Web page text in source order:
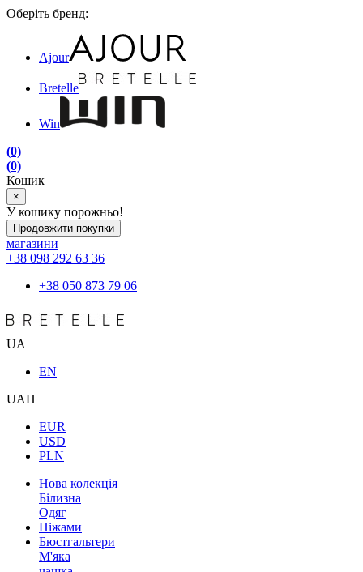
Оберіть бренд:
Ajour
Bretelle
Win
(0)
(0)
Кошик
×
У кошику порожньо!
Продовжити покупки
магазини
+38 098 292 63 36
+38 050 873 79 06
UA
EN
UAH
EUR
USD
PLN
Нова колекція
Білизна
Одяг
Піжами
Бюстгальтери
М'яка